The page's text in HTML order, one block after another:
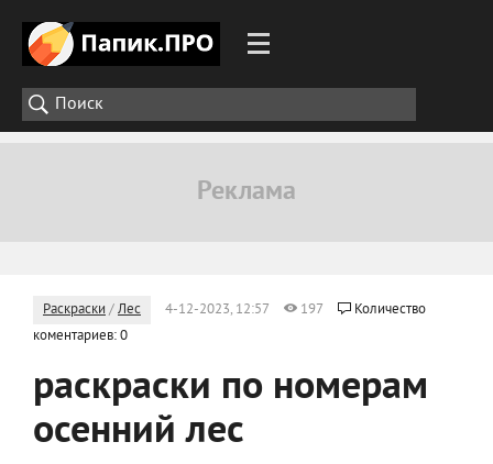
Раскраски /Лес 4-12-2023, 12:57 197
Количество
коментариев: 0
раскраски по номерам
осенний лес